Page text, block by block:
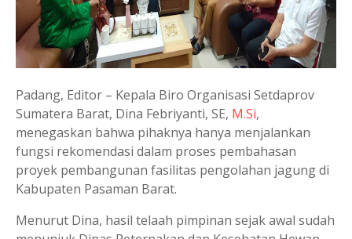
Padang, Editor – Kepala Biro Organisasi Setdaprov
Sumatera Barat, Dina Febriyanti, SE, M.Si,
menegaskan bahwa pihaknya hanya menjalankan
fungsi rekomendasi dalam proses pembahasan
proyek pembangunan fasilitas pengolahan jagung di
Kabupaten Pasaman Barat.
Menurut Dina, hasil telaah pimpinan sejak awal sudah